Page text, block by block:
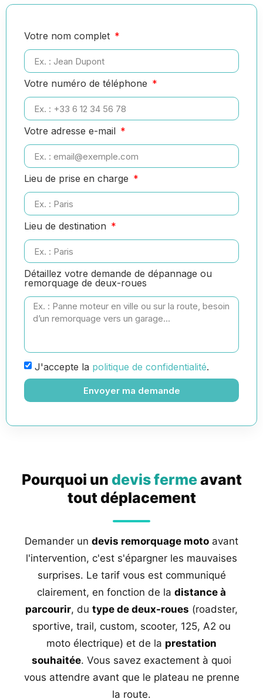
Votre nom complet
Votre numéro de téléphone
Votre adresse e-mail
Lieu de prise en charge
Lieu de destination
Détaillez votre demande de dépannage ou
remorquage de deux-roues
J'accepte la politique de confidentialité.
Envoyer ma demande
Pourquoi un devis fermeavant
tout déplacement
Demander un devis remorquage moto avant
l'intervention, c'est s'épargner les mauvaises
surprises. Le tarif vous est communiqué
clairement, en fonction de la distance à
parcourir, du type de deux-roues (roadster,
sportive, trail, custom, scooter, 125, A2 ou
moto électrique) et de la prestation
souhaitée. Vous savez exactement à quoi
vous attendre avant que le plateau ne prenne
la route.